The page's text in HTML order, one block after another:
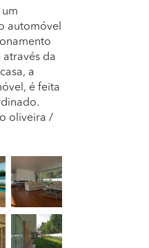
automóvel
da
a
é feita
oliveira /